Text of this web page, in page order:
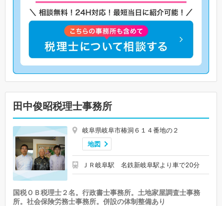
田中俊昭税理士事務所
岐阜県岐阜市椿洞６１４番地の２
地図
ＪＲ岐阜駅 名鉄新岐阜駅より車で20分
国税ＯＢ税理士２名。行政書士事務所。土地家屋調査士事務
所。社会保険労務士事務所。併設の体制整備あり